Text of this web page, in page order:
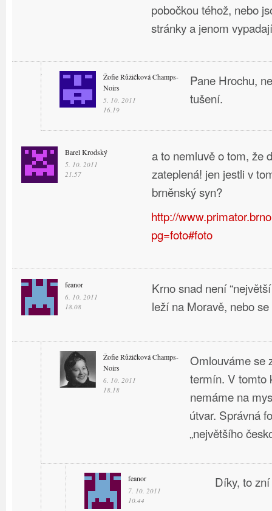
pobočkou téhož, nebo
stránky a jenom
Žofie Růžičková Champs-
Noirs
5. 10. 2011
16.19
Pane Hrochu,
tušení.
Barel Krodský
5. 10. 2011
21.57
a to nemluvě o tom, že
zateplená! jen jestli v
brněnský syn?
http://
pg=foto#foto
feanor
6. 10. 2011
18.08
Krno snad není
leží na Moravě, nebo
Žofie Růžičková Champs-
Noirs
6. 10. 2011
18.18
Omlouváme se
termín. V tomto
nemáme na
útvar. Správná
„největšího
feanor
7. 10. 2011
10.44
Díky, to